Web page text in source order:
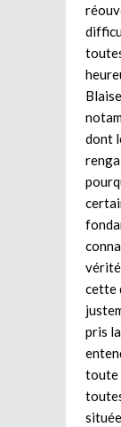
dont
vérité
cette
pris
toute